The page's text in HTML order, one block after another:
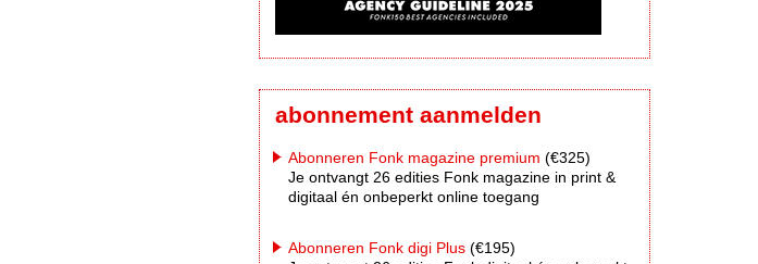
abonnement aanmelden
Abonneren Fonk magazine premium (€325)
Je ontvangt 26 edities Fonk magazine in print &
digitaal én onbeperkt online toegang
Abonneren Fonk digi Plus (€195)